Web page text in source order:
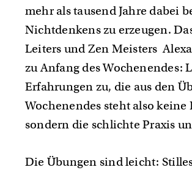
mehr als tausend Jahre dabei
Nichtdenkens zu erzeugen.
Leiters und Zen Meisters
zu Anfang des Wochenendes:
Erfahrungen zu, die aus den
Wochenendes steht also
sondern die schlichte Praxis
Die Übungen sind leicht: